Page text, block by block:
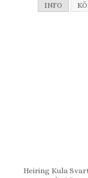
INFO
Heiring Kula